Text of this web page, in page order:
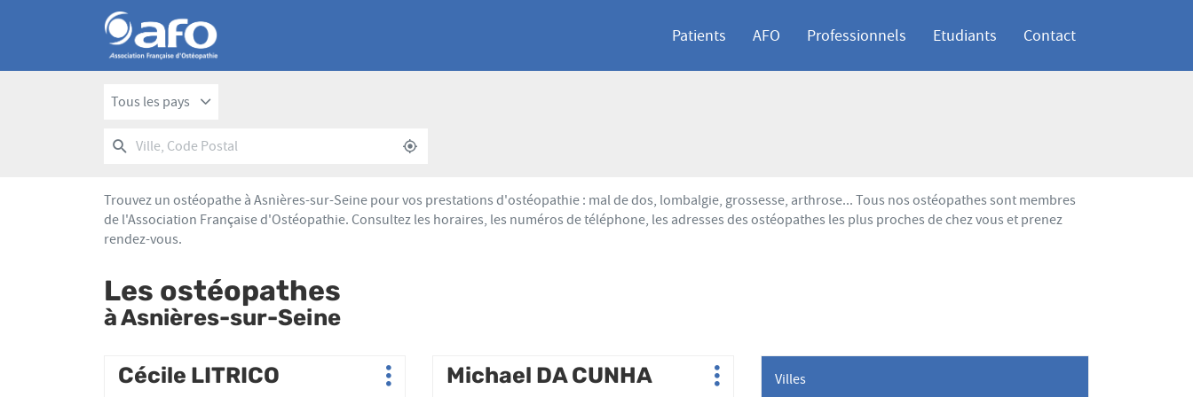
Patients AFO Professionnels Etudiants Contact
Tous les pays
Ville,
Postal
À
,
POINT
DE
VENTE
RECHERCHER
UN
VENTE
AFO
Trouvez un ostéopathe à Asnières-sur-Seine pour vos prestations d'ostéopathie : mal de dos, lombalgie, grossesse, arthrose... Tous nos ostéopathes sont membres
de l'Association Française d'Ostéopathie. Consultez les horaires, les numéros de téléphone, les adresses des ostéopathes les plus proches de chez vous et prenez
rendez-vous.
Les ostéopathes
à Asnières-sur-Seine
Villes
Appuyer
sur
Point
Cécile LITRICO
Plus
Appuyer
sur
Point
Michael DA CUNHA
Plus